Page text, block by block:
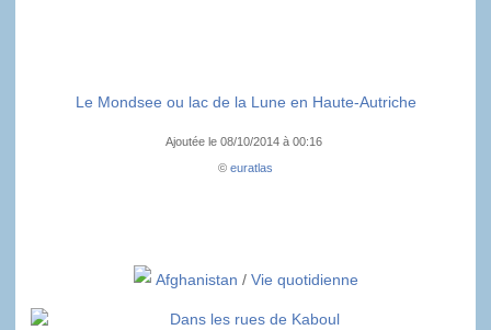
Le Mondsee ou lac de la Lune en Haute-Autriche
Ajoutée le 08/10/2014 à 00:16
© euratlas
Afghanistan / Vie quotidienne